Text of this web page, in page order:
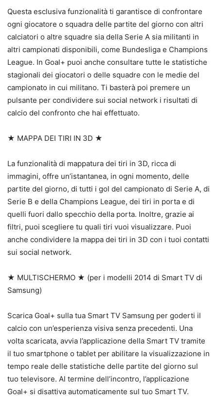
Questa esclusiva funzionalità ti garantisce di confrontare
ogni giocatore o squadra delle partite del giorno con altri
calciatori o altre squadre sia della Serie A sia militanti in
altri campionati disponibili, come Bundesliga e Champions
League. In Goal+ puoi anche consultare tutte le statistiche
stagionali dei giocatori o delle squadre con le medie del
campionato in cui militano. Ti basterà poi premere un
pulsante per condividere sui social network i risultati di
calcio del confronto che hai effettuato.
★ MAPPA DEI TIRI IN 3D ★
La funzionalità di mappatura dei tiri in 3D, ricca di
immagini, offre un’istantanea, in ogni momento, delle
partite del giorno, di tutti i gol del campionato di Serie A, di
Serie B e della Champions League, dei tiri in porta e di
quelli fuori dallo specchio della porta. Inoltre, grazie ai
filtri, puoi scegliere tu quali tiri vuoi visualizzare. Puoi
anche condividere la mappa dei tiri in 3D con i tuoi contatti
sui social network.
★ MULTISCHERMO ★ (per i modelli 2014 di Smart TV di
Samsung)
Scarica Goal+ sulla tua Smart TV Samsung per goderti il
calcio con un’esperienza visiva senza precedenti. Una
volta scaricata, avvia l’applicazione della Smart TV tramite
il tuo smartphone o tablet per abilitare la visualizzazione in
tempo reale delle statistiche delle partite del giorno sul
tuo televisore. Al termine dell’incontro, l’applicazione
Goal+ si disattiva automaticamente sul tuo Smart TV.